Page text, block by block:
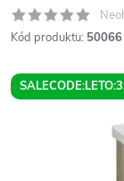
Kód produktu: 50066